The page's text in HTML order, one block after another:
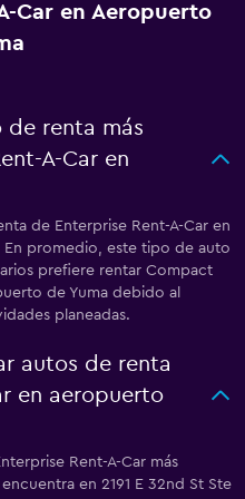
Car en Aeropuerto
de renta más
A-Car en
de Enterprise Rent-A-Car en
promedio, este tipo de auto
prefiere rentar Compact
de Yuma debido al
planeadas.
autos de renta
en aeropuerto
Rent-A-Car más
en 2191 E 32nd St Ste